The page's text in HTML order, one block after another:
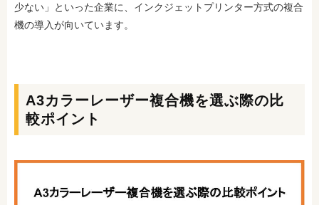
少ない」といった企業に、インクジェットプリンター方式の複合
機の導入が向いています。
A3カラーレーザー複合機を選ぶ際の比
較ポイント